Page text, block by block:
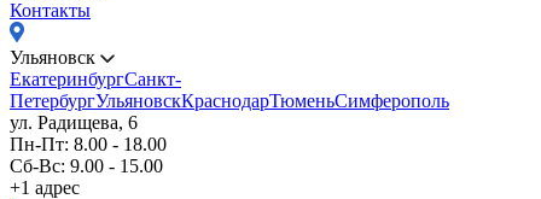
Контакты
Ульяновск
ЕкатеринбургСанкт-
ПетербургУльяновскКраснодарТюменьСимферополь
ул. Радищева, 6
Пн-Пт: 8.00 - 18.00
Сб-Вс: 9.00 - 15.00
+1 адрес